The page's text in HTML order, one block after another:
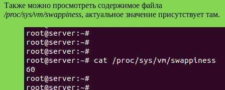
Также можно просмотреть содержимое файла
/proc/sys/vm/swappiness, актуальное значение присутствует там.